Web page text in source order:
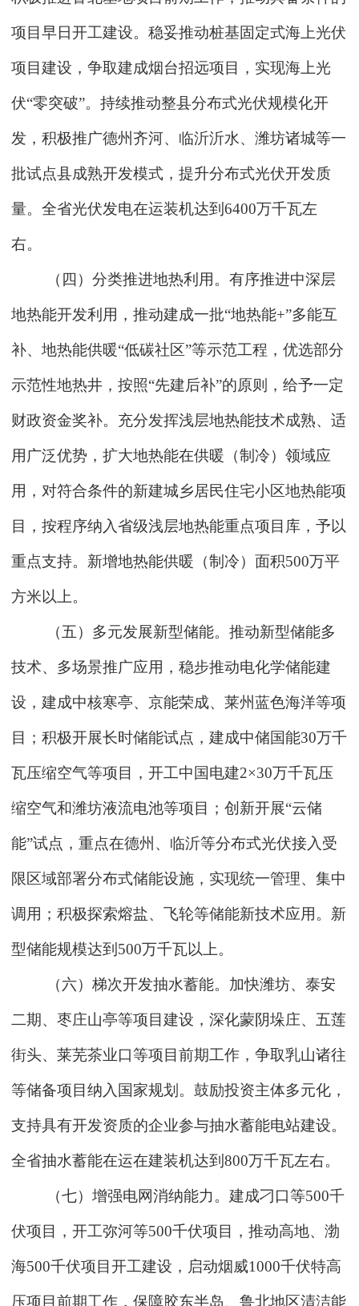
项目早日开工建设。稳妥推动桩基固定式海上光伏
项目建设，争取建成烟台招远项目，实现海上光
伏“零突破”。持续推动整县分布式光伏规模化开
发，积极推广德州齐河、临沂沂水、潍坊诸城等一
批试点县成熟开发模式，提升分布式光伏开发质
量。全省光伏发电在运装机达到6400万千瓦左
右。
（四）分类推进地热利用。有序推进中深层
地热能开发利用，推动建成一批“地热能+”多能互
补、地热能供暖“低碳社区”等示范工程，优选部分
示范性地热井，按照“先建后补”的原则，给予一定
财政资金奖补。充分发挥浅层地热能技术成熟、适
用广泛优势，扩大地热能在供暖（制冷）领域应
用，对符合条件的新建城乡居民住宅小区地热能项
目，按程序纳入省级浅层地热能重点项目库，予以
重点支持。新增地热能供暖（制冷）面积500万平
方米以上。
（五）多元发展新型储能。推动新型储能多
技术、多场景推广应用，稳步推动电化学储能建
设，建成中核寒亭、京能荣成、莱州蓝色海洋等项
目；积极开展长时储能试点，建成中储国能30万千
瓦压缩空气等项目，开工中国电建2×30万千瓦压
缩空气和潍坊液流电池等项目；创新开展“云储
能”试点，重点在德州、临沂等分布式光伏接入受
限区域部署分布式储能设施，实现统一管理、集中
调用；积极探索熔盐、飞轮等储能新技术应用。新
型储能规模达到500万千瓦以上。
（六）梯次开发抽水蓄能。加快潍坊、泰安
二期、枣庄山亭等项目建设，深化蒙阴垛庄、五莲
街头、莱芜茶业口等项目前期工作，争取乳山诸往
等储备项目纳入国家规划。鼓励投资主体多元化，
支持具有开发资质的企业参与抽水蓄能电站建设。
全省抽水蓄能在运在建装机达到800万千瓦左右。
（七）增强电网消纳能力。建成刁口等500千
伏项目，开工弥河等500千伏项目，推动高地、渤
海500千伏项目开工建设，启动烟威1000千伏特高
压项目前期工作，保障胶东半岛、鲁北地区清洁能